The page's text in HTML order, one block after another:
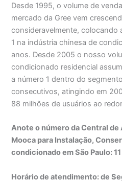
Desde 1995, o volume de
mercado da Gree vem
consideravelmente, colocando
1 na indústria chinesa de
anos. Desde 2005 o nosso
condicionado residencial
a número 1 dentro do
consecutivos, atingindo em
88 milhões de usuários ao
Anote o número da Central
Mooca para Instalação,
condicionado em São Paulo:
Horário de atendimento: de